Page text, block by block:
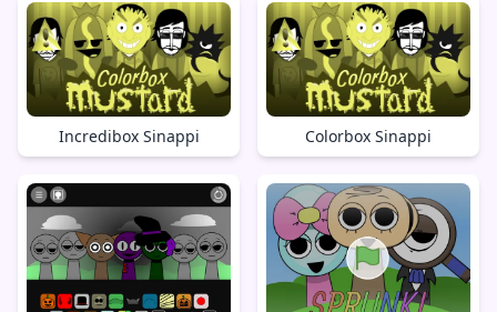
Incredibox Sinappi Colorbox Sinappi